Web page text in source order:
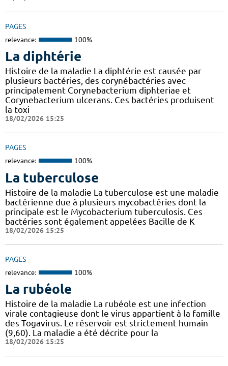
PAGES
relevance: 100%
La diphtérie
Histoire de la maladie La diphtérie est causée par
plusieurs bactéries, des corynébactéries avec
principalement Corynebacterium diphteriae et
Corynebacterium ulcerans. Ces bactéries produisent
la toxi
18/02/2026 15:25
PAGES
relevance: 100%
La tuberculose
Histoire de la maladie La tuberculose est une maladie
bactérienne due à plusieurs mycobactéries dont la
principale est le Mycobacterium tuberculosis. Ces
bactéries sont également appelées Bacille de K
18/02/2026 15:25
PAGES
relevance: 100%
La rubéole
Histoire de la maladie La rubéole est une infection
virale contagieuse dont le virus appartient à la famille
des Togavirus. Le réservoir est strictement humain
(9,60). La maladie a été décrite pour la
18/02/2026 15:25